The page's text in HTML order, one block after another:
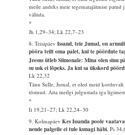
meile andeks meie tegematajätmise patud
vältida.
*
Jh 1,29–34; Lk 22,7–23
8. TeisipäevIssand, teie Jumal, on
pööra teilt oma palet, kui te pöördute
Jeesus ütleb Siimonale: Mina olen sinu
su usk ei lõpeks. Ja kui sa ükskord
Lk 22,32
Tänu Sulle, Jumal, et oled meid
tõstnud. Aita meilgi julgustada iga
*
Ii 19,21–27; Lk 22,24–30
9. KolmapäevKes Issanda poole
nende palgeile ei tule kunagi häbi.Ps